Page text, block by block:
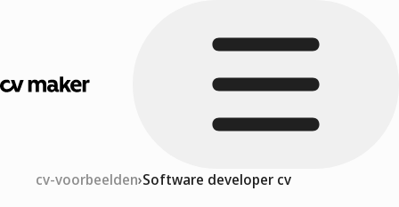
cv-voorbeelden Software developer cv